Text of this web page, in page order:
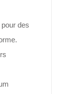
des